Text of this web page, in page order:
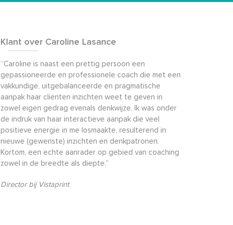
Klant over Caroline Lasance
“Caroline is naast een prettig persoon een
gepassioneerde en professionele coach die met een
vakkundige, uitgebalanceerde en pragmatische
aanpak haar clienten inzichten weet te geven in
zowel eigen gedrag evenals denkwijze. Ik was onder
de indruk van haar interactieve aanpak die veel
positieve energie in me losmaakte, resulterend in
nieuwe (gewenste) inzichten en denkpatronen.
Kortom, een echte aanrader op gebied van coaching
zowel in de breedte als diepte.”
Director bij Vistaprint